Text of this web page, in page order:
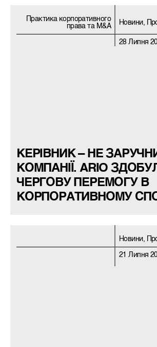
Практика корпоративного
права та M&A
Новини,
28 Липня
КЕРІВНИК – НЕ
КОМПАНІЇ. ARIO
ЧЕРГОВУ ПЕРЕМОГУ В
КОРПОРАТИВНОМУ
Новини,
21 Липня